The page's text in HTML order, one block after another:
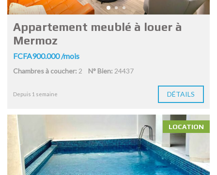
Appartement meublé à louer à
Mermoz
FCFA900.000 /mois
Chambres à coucher: 2 N° Bien: 24437
Depuis 1 semaine DÉTAILS
LOCATION